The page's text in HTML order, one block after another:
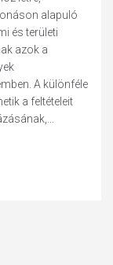
alapuló
és területi
azok a
A különféle
a feltételeit